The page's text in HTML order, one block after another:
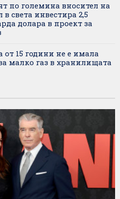
по големина вносител на
в света инвестира 2,5
долара в проект за
от 15 години не е имала
малко газ в хранилищата